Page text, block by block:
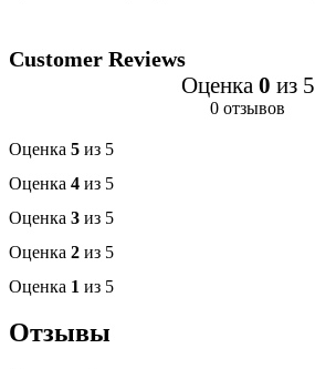
Customer Reviews
Оценка 0 из 5
0 отзывов
Оценка 5 из 5
Оценка 4 из 5
Оценка 3 из 5
Оценка 2 из 5
Оценка 1 из 5
Отзывы